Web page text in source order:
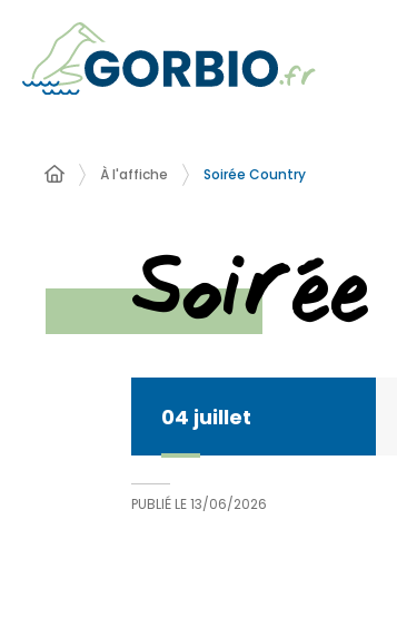
À l'affiche Soirée Country
04 juillet
PUBLIÉ LE13/06/2026